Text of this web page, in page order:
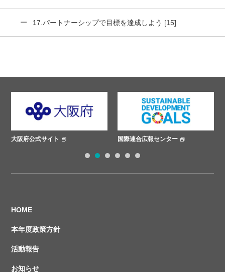
17.パートナーシップで目標を達成しよう [15]
国際連合広報センター ささえあいプロジェ
HOME
本年度政策方針
活動報告
お知らせ